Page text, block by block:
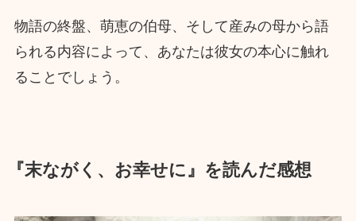
物語の終盤、萌恵の伯母、そして産みの母から語
られる内容によって、あなたは彼女の本心に触れ
ることでしょう。
『末ながく、お幸せに』を読んだ感想